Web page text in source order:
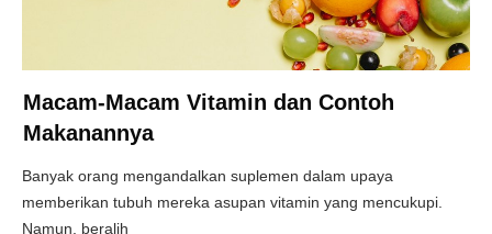
Macam-Macam Vitamin dan Contoh
Makanannya
Banyak orang mengandalkan suplemen dalam upaya
memberikan tubuh mereka asupan vitamin yang mencukupi.
Namun, beralih